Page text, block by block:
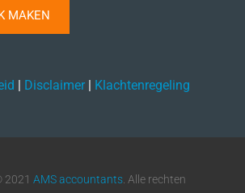
MAKEN
Disclaimer| Klachtenregeling
2021 AMS accountants. Alle rechten